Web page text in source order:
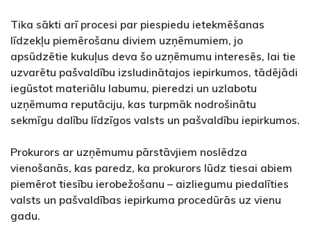
Tika sākti arī procesi par piespiedu ietekmēšanas
līdzekļu piemērošanu diviem uzņēmumiem, jo
apsūdzētie kukuļus deva šo uzņēmumu interesēs, lai tie
uzvarētu pašvaldību izsludinātajos iepirkumos, tādējādi
iegūstot materiālu labumu, pieredzi un uzlabotu
uzņēmuma reputāciju, kas turpmāk nodrošinātu
sekmīgu dalību līdzīgos valsts un pašvaldību iepirkumos.
Prokurors ar uzņēmumu pārstāvjiem noslēdza
vienošanās, kas paredz, ka prokurors lūdz tiesai abiem
piemērot tiesību ierobežošanu – aizliegumu piedalīties
valsts un pašvaldības iepirkuma procedūrās uz vienu
gadu.